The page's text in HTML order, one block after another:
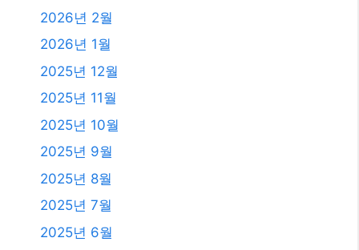
2026년 2월
2026년 1월
2025년 12월
2025년 11월
2025년 10월
2025년 9월
2025년 8월
2025년 7월
2025년 6월